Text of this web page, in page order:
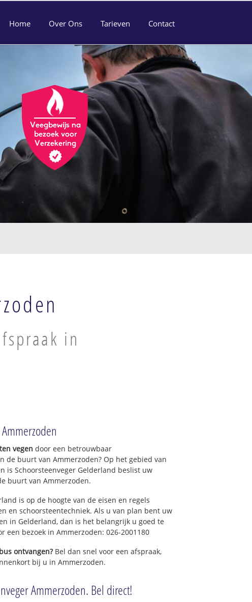
Home Over Ons Tarieven Contact
in
vegen door een betrouwbaar
de buurt van Ammerzoden? Op het gebied van
is Schoorsteenveger Gelderland beslist uw
buurt van Ammerzoden.
is op de hoogte van de eisen en regels
en schoorsteentechniek. Als u van plan bent uw
in Gelderland, dan is het belangrijk u goed te
een bezoek in Ammerzoden: 026-2001180
ontvangen?Bel dan snel voor een afspraak,
bij u in Ammerzoden.
Ammerzoden. Bel direct!